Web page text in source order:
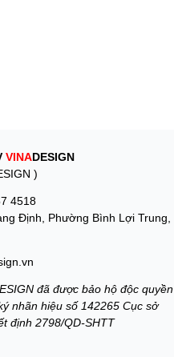
VINADESIGN
)
4518
Định, Phường Bình Lợi Trung,
đã được bảo hộ độc quyền
nhãn hiệu số 142265 Cục sở
định 2798/QD-SHTT